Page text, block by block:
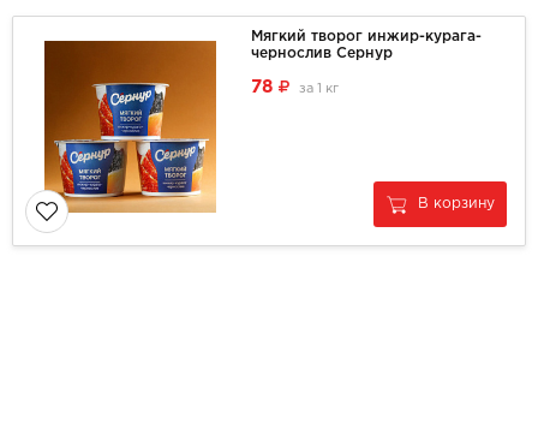
Мягкий творог инжир-курага-
чернослив Сернур
78 за 1 кг
В корзину